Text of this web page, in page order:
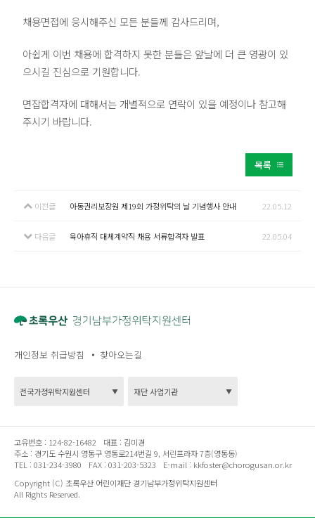
채용면접에 응시해주신 모든 분들께 감사드리며,
아쉽게 이번 채용에 합격하지 못한 분들은 앞날에 더 큰 영광이 있
으시길 진심으로 기원합니다.
면잡합격자에 대해서는 개별적으로 연락이 있을 예정이나 참고해
주시기 바랍니다.
목록
이전글 아동권리보장원 제19회 가정위탁의 날 기념행사 안내 22.05.12
다음글 육아휴직 대체계약직 채용 서류합격자 발표 22.05.04
개인정보 취급방침 찾아오는길
고유번호 : 124-82-16482 대표 : 김미경
주소 : 경기도 수원시 영통구 영통로214번길 9, 서린프라자 7층(영통동)
TEL : 031-234-3980 FAX : 031-203-5323 E-mail : kkfoster@chorogusan.or.kr
Copyright (C) 초록우산 어린이재단 경기남부가정위탁지원센터
All Rights Reserved.